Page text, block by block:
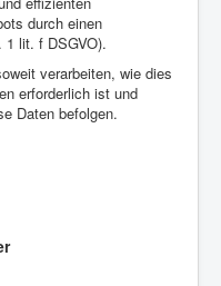
durch einen
lit. f DSGVO).
verarbeiten, wie dies
erforderlich ist und
Daten befolgen.